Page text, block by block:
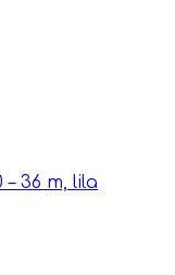
– 36 m, lila